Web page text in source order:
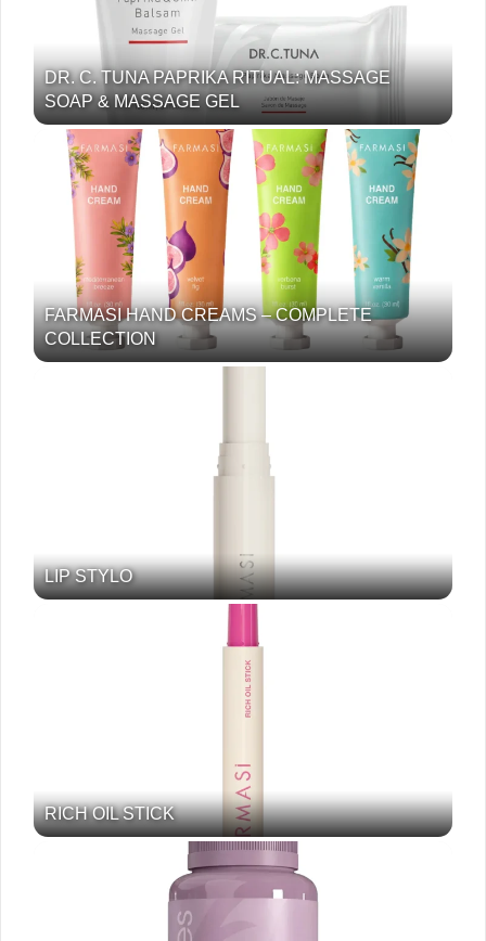
DR. C. TUNA PAPRIKA RITUAL: MASSAGE
SOAP & MASSAGE GEL
FARMASI HAND CREAMS – COMPLETE
COLLECTION
LIP STYLO
RICH OIL STICK